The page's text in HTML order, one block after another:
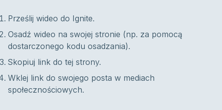
Prześlij wideo do Ignite.
Osadź wideo na swojej stronie (np. za pomocą
dostarczonego kodu osadzania).
Skopiuj link do tej strony.
Wklej link do swojego posta w mediach
społecznościowych.